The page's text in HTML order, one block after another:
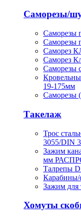
Саморезы/
Саморезы
Саморезы
Саморез
Саморез
Саморезы
19-175мм
Саморезы
Такелаж
Трос
3055/DIN
Зажим
мм
Талрепы
Карабины/
Зажим для
Хомуты